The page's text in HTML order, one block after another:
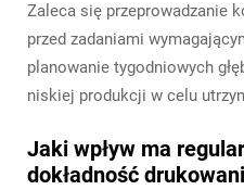
Zaleca się przeprowadzanie
przed zadaniami
planowanie tygodniowych
niskiej produkcji w celu
Jaki wpływ ma
dokładność